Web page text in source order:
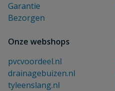
Garantie
Bezorgen
Onze webshops
pvcvoordeel.nl
drainagebuizen.nl
tyleenslang.nl